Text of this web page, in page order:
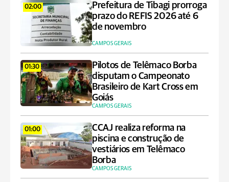
02:00
Prefeitura de Tibagi prorroga
prazo do REFIS 2026 até 6
de novembro
CAMPOS GERAIS
01:30
Pilotos de Telêmaco Borba
disputam o Campeonato
Brasileiro de Kart Cross em
Goiás
CAMPOS GERAIS
01:00
CCAJ realiza reforma na
piscina e construção de
vestiários em Telêmaco
Borba
CAMPOS GERAIS